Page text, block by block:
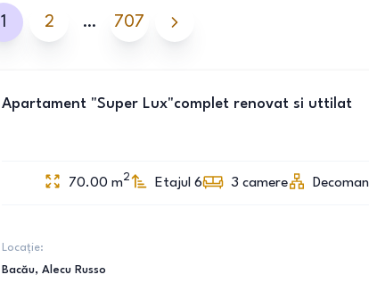
1 2 … 707
Apartament "Super Lux"complet renovat si uttilat
70.00 m2 Etajul 6 3 camere
Locație:
Bacău, Alecu Russo